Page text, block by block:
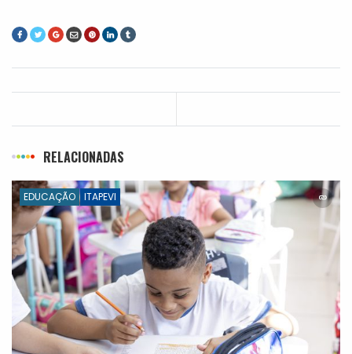
RELACIONADAS
EDUCAÇÃO ITAPEVI